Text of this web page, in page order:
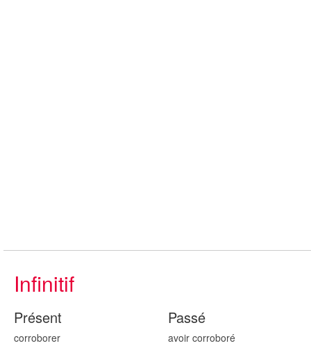
Infinitif
Présent
corroborer
Passé
avoir corroboré